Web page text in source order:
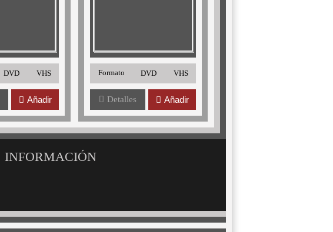
DVD VHS
Añadir
Formato DVD VHS
Detalles Añadir
INFORMACIÓN